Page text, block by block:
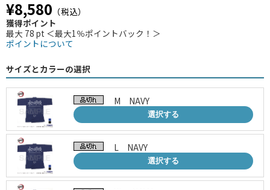
¥8,580 （税込）
獲得ポイント
最大 78 pt ＜最大1％ポイントバック！＞
ポイントについて
サイズとカラーの選択
M NAVY
選択する
L NAVY
選択する